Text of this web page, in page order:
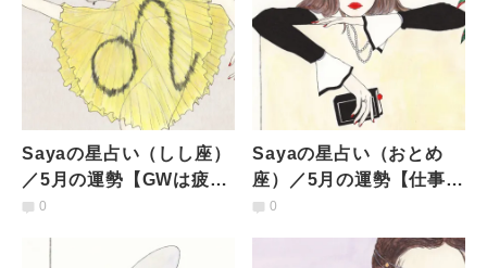
Sayaの星占い（しし座）
／5月の運勢【GWは疲れ
が出やすいものの、新
エンジンがかかる】
0
Sayaの星占い（おとめ
座）／5月の運勢【仕事の
方向性が変わる一方、過
放したくなる!?】
0